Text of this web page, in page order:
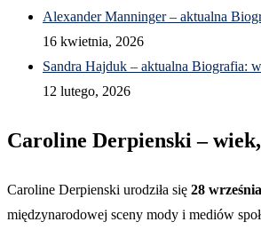
Alexander Manninger – aktualna
16 kwietnia, 2026
Sandra Hajduk – aktualna Biografia:
12 lutego, 2026
Caroline Derpienski –
Caroline Derpienski urodziła się 28
międzynarodowej sceny mody i mediów